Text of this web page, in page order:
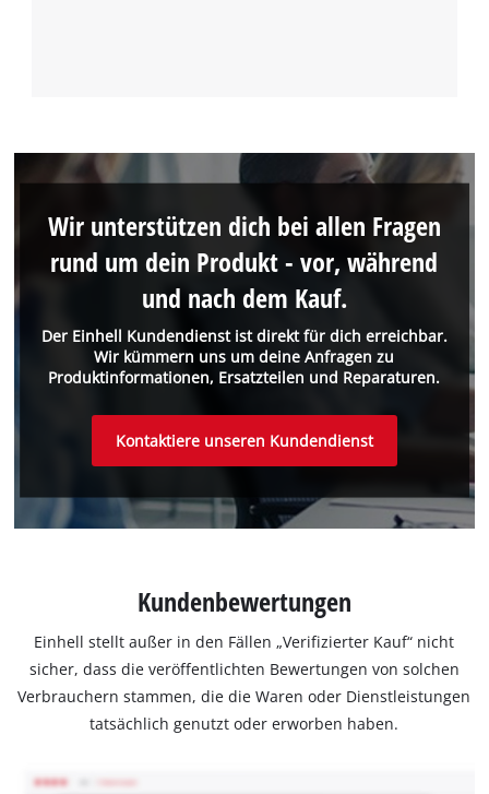
Der Einhell Kundendienst ist direkt für dich erreichbar.
Wir kümmern uns um deine Anfragen zu
Produktinformationen, Ersatzteilen und Reparaturen.
Wir unterstützen dich bei allen Fragen
rund um dein Produkt - vor, während
und nach dem Kauf.
Kontaktiere unseren Kundendienst
Kundenbewertungen
Einhell stellt außer in den Fällen „Verifizierter Kauf“ nicht
sicher, dass die veröffentlichten Bewertungen von solchen
Verbrauchern stammen, die die Waren oder Dienstleistungen
tatsächlich genutzt oder erworben haben.